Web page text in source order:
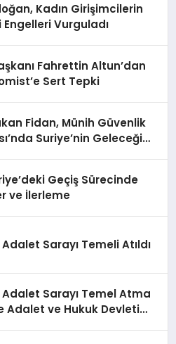
Kadın Girişimcilerin
Vurguladı
Fahrettin Altun’dan
Sert Tepki
Fidan, Münih Güvenlik
Suriye’nin Geleceği
Geçiş Sürecinde
ve İlerleme
Adalet Sarayı Temeli Atıldı
Adalet Sarayı Temel Atma
Adalet ve Hukuk Devleti